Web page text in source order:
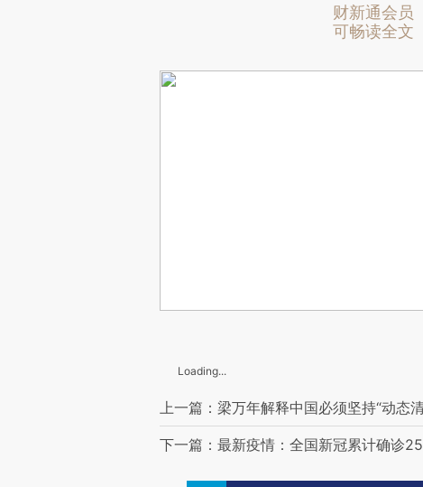
财新通会员
可畅读全文
Loading...
上一篇：梁万年解释中国必须坚持“动态
下一篇：最新疫情：全国新冠累计确诊